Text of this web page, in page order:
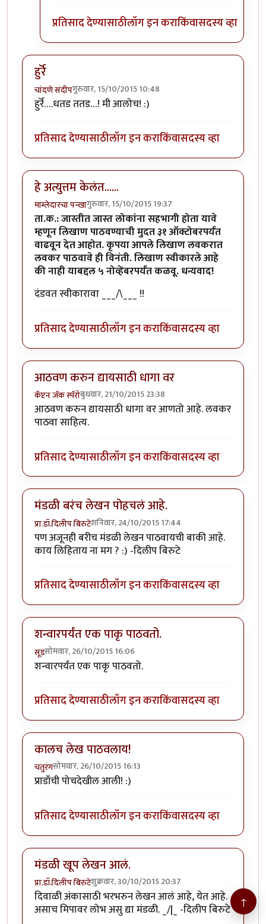
प्रतिसाद देण्यासाठीलॉग इन कराकिंवासदस्य व्हा
हुर्रॆ
चांदणे संदीपगुरुवार, 15/10/2015 10:48
हुर्रॆ….धतड ततड…! मी आलोच! :)
प्रतिसाद देण्यासाठीलॉग इन कराकिंवासदस्य व्हा
हे अत्युत्तम केलंत......
माम्लेदारचा पन्खागुरुवार, 15/10/2015 19:37
ता.क.: जास्तीत जास्त लोकांना सहभागी होता यावे
म्हणून लिखाण पाठवण्याची मुदत ३१ ऑक्टोबरपर्यंत
वाढवून देत आहोत. कृपया आपले लिखाण लवकरात
लवकर पाठवावे ही विनंती. लिखाण स्वीकारले आहे
की नाही याबद्दल ५ नोव्हेंबरपर्यंत कळवू. धन्यवाद!
दंडवत स्वीकारावा ___/\___ !!
प्रतिसाद देण्यासाठीलॉग इन कराकिंवासदस्य व्हा
आठवण करुन द्यायसाठी धागा वर
कॅप्टन जॅक स्पॅरोबुधवार, 21/10/2015 23:38
आठवण करुन द्यायसाठी धागा वर आणतो आहे. लवकर
पाठवा साहित्य.
प्रतिसाद देण्यासाठीलॉग इन कराकिंवासदस्य व्हा
मंडळी बरंच लेखन पोहचलं आहे.
प्रा.डॉ.दिलीप बिरुटेशनिवार, 24/10/2015 17:44
पण अजूनही बरीच मंडळी लेखन पाठवायची बाकी आहे.
काय लिहिताय ना मग ? :) -दिलीप बिरुटे
प्रतिसाद देण्यासाठीलॉग इन कराकिंवासदस्य व्हा
शन्वारपर्यंत एक पाकृ पाठवतो.
सूडसोमवार, 26/10/2015 16:06
शन्वारपर्यंत एक पाकृ पाठवतो.
प्रतिसाद देण्यासाठीलॉग इन कराकिंवासदस्य व्हा
कालच लेख पाठवलाय!
चतुरंगसोमवार, 26/10/2015 16:13
प्राडाँची पोचदेखील आली! :)
प्रतिसाद देण्यासाठीलॉग इन कराकिंवासदस्य व्हा
मंडळी खूप लेखन आलं.
प्रा.डॉ.दिलीप बिरुटेशुक्रवार, 30/10/2015 20:37
दिवाळी अंकासाठी भरभरुन लेखन आलं आहे, येत आहे.
असाच मिपावर लोभ असु द्या मंडळी. _/|_ -दिलीप बिरुटे
↑